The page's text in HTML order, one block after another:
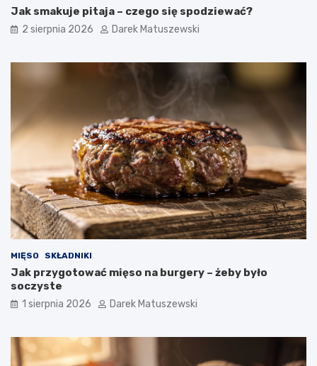
Jak smakuje pitaja – czego się spodziewać?
2 sierpnia 2026 Darek Matuszewski
MIĘSO SKŁADNIKI
Jak przygotować mięso na burgery – żeby było
soczyste
1 sierpnia 2026 Darek Matuszewski